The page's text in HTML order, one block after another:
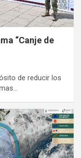
“Canje de
de reducir los